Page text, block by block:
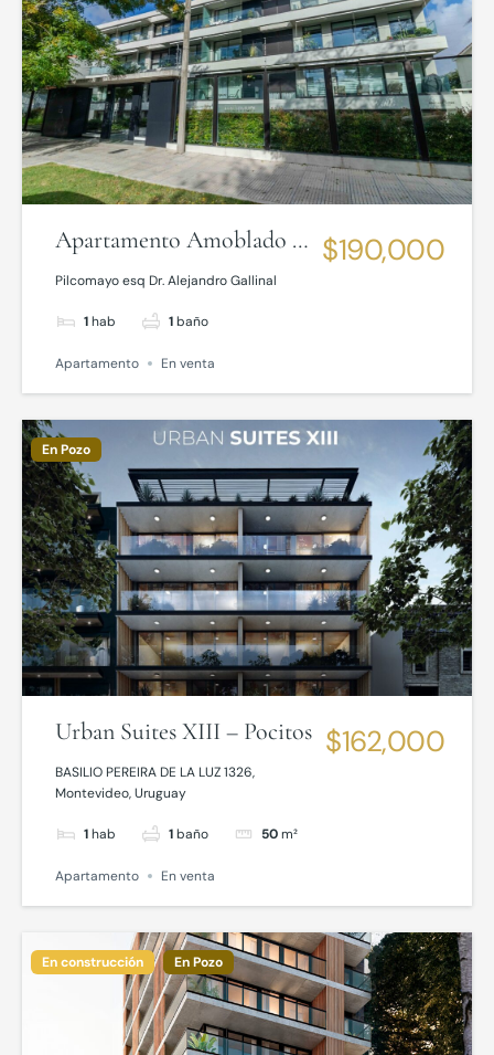
Apartamento Amoblado a
Pasos de la Rambla de
Malvín
Pilcomayo esq Dr. Alejandro Gallinal
1hab 1baño
$190,000
Apartamento En venta
En Pozo
Urban Suites XIII – Pocitos
BASILIO PEREIRA DE LA LUZ 1326,
Montevideo, Uruguay
1hab 1baño 50m²
$162,000
Apartamento En venta
En construcción En Pozo